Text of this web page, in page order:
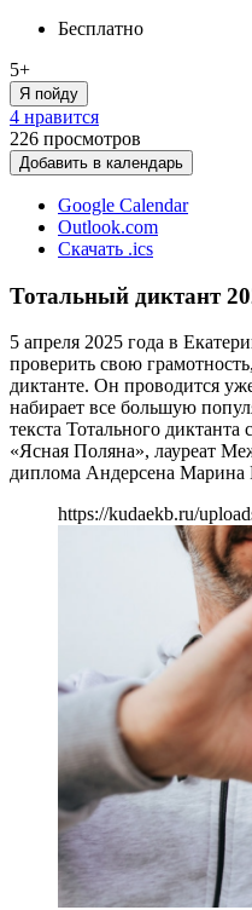
Бесплатно
5+
Я пойду
4 нравится
226 просмотров
Добавить в календарь
Google Calendar
Outlook.com
Скачать .ics
Тотальный диктант
5 апреля 2025 года в
проверить свою
диктанте. Он проводится
набирает все большую
текста Тотального
«Ясная Поляна», лауреат
диплома Андерсена Марина
https://kudaekb.ru/